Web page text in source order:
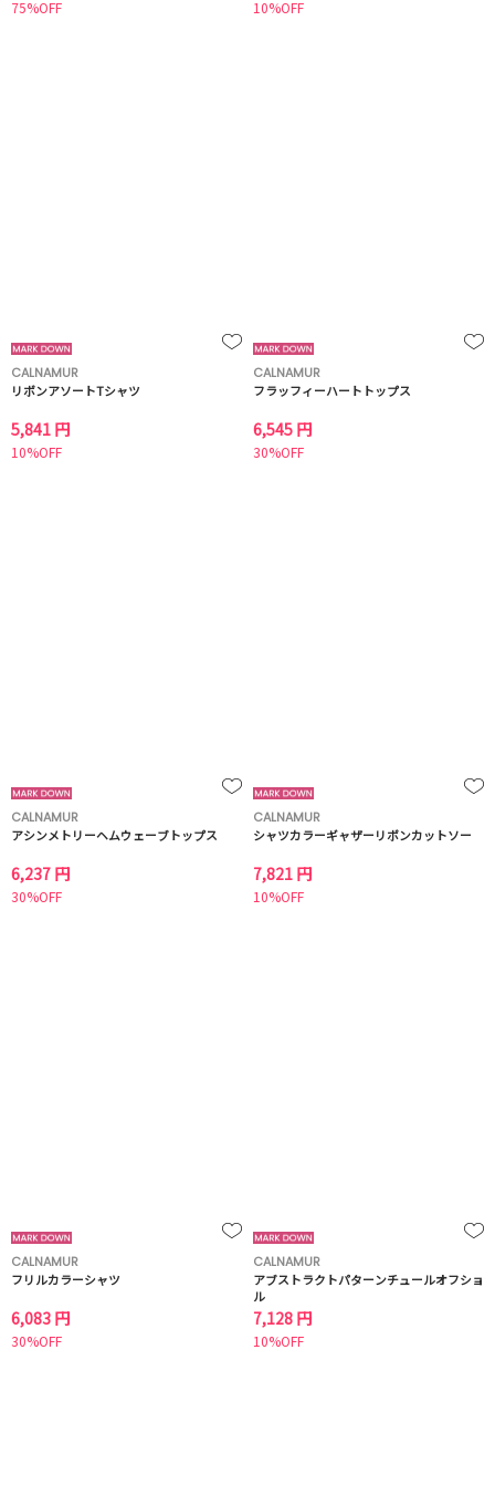
75%OFF 10%OFF
CALNAMUR
リボンアソートTシャツ
5,841 円
10%OFF
CALNAMUR
フラッフィーハートトップス
6,545 円
30%OFF
CALNAMUR
アシンメトリーヘムウェーブトップス
6,237 円
30%OFF
CALNAMUR
シャツカラーギャザーリボンカットソー
7,821 円
10%OFF
CALNAMUR
フリルカラーシャツ
6,083 円
30%OFF
CALNAMUR
アブストラクトパターンチュールオフショ
ル
7,128 円
10%OFF